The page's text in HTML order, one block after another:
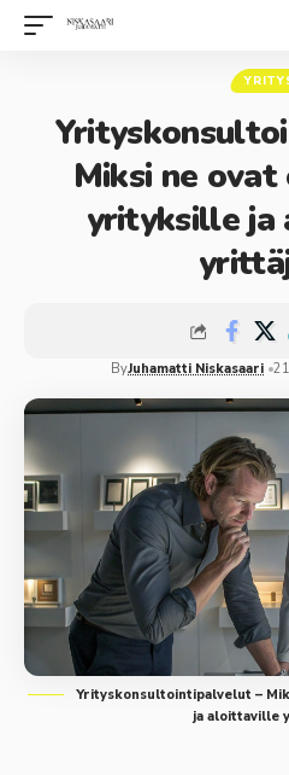
Miksi ne
yrityksille
ByJuhamatti Niskasaari
Yrityskonsultointipalvelut –
ja aloittaville